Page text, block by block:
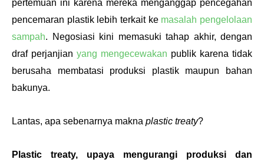
pertemuan ini karena mereka menganggap pencegahan
pencemaran plastik lebih terkait ke masalah pengelolaan
sampah. Negosiasi kini memasuki tahap akhir, dengan
draf perjanjian yang mengecewakan publik karena tidak
berusaha membatasi produksi plastik maupun bahan
bakunya.
Lantas, apa sebenarnya makna plastic treaty?
Plastic treaty, upaya mengurangi produksi dan